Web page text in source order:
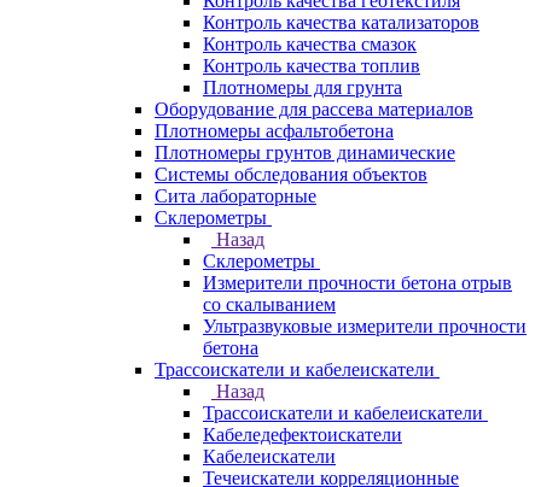
Контроль качества катализаторов
Контроль качества смазок
Контроль качества топлив
Плотномеры для грунта
Оборудование для рассева материалов
Плотномеры асфальтобетона
Плотномеры грунтов динамические
Системы обследования объектов
Сита лабораторные
Склерометры
Назад
Склерометры
Измерители прочности бетона отрыв
со скалыванием
Ультразвуковые измерители прочности
бетона
Трассоискатели и кабелеискатели
Назад
Трассоискатели и кабелеискатели
Кабеледефектоискатели
Кабелеискатели
Течеискатели корреляционные